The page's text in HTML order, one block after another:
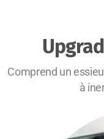
Comprend un
à